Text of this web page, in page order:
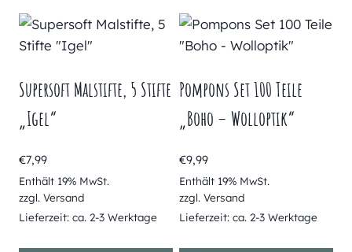
Supersoft Malstifte, 5 Stifte
„Igel“
€7,99
Enthält 19% MwSt.
zzgl. Versand
Lieferzeit: ca. 2-3 Werktage
Pompons Set 100 Teile
„Boho – Wolloptik“
€9,99
Enthält 19% MwSt.
zzgl. Versand
Lieferzeit: ca. 2-3 Werktage